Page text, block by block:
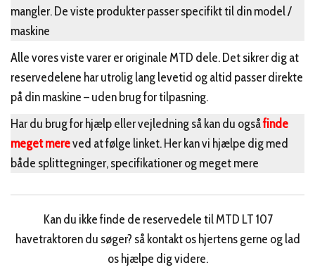
mangler. De viste produkter passer specifikt til din model /
maskine
Alle vores viste varer er originale MTD dele. Det sikrer dig at
reservedelene har utrolig lang levetid og altid passer direkte
på din maskine – uden brug for tilpasning.
Har du brug for hjælp eller vejledning så kan du ogsåfinde
meget mereved at følge linket. Her kan vi hjælpe dig med
både splittegninger, specifikationer og meget mere
Kan du ikke finde de reservedele til MTD LT 107
havetraktoren du søger? så kontakt os hjertens gerne og lad
os hjælpe dig videre.